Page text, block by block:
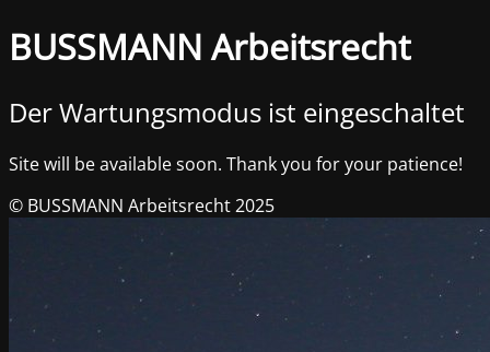
BUSSMANN Arbeitsrecht
Der Wartungsmodus ist eingeschaltet
Site will be available soon. Thank you for your patience!
© BUSSMANN Arbeitsrecht 2025